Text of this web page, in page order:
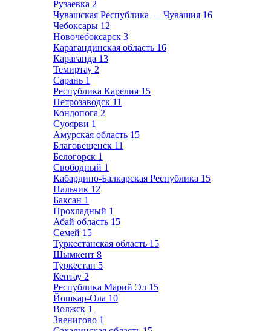
Рузаевка 2
Чувашская Республика — Чувашия 16
Чебоксары 12
Новочебоксарск 3
Карагандинская область 16
Караганда 13
Темиртау 2
Сарань 1
Республика Карелия 15
Петрозаводск 11
Кондопога 2
Суоярви 1
Амурская область 15
Благовещенск 11
Белогорск 1
Свободный 1
Кабардино-Балкарская Республика 15
Нальчик 12
Баксан 1
Прохладный 1
Абай область 15
Семей 15
Туркестанская область 15
Шымкент 8
Туркестан 5
Кентау 2
Республика Марий Эл 15
Йошкар-Ола 10
Волжск 1
Звенигово 1